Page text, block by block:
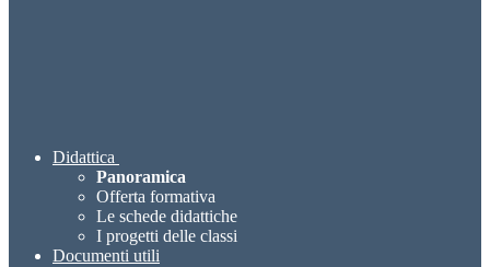
Didattica
Panoramica
Offerta formativa
Le schede didattiche
I progetti delle classi
Documenti utili